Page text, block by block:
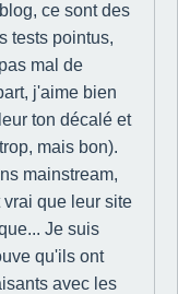
ce sont des
tests pointus,
mal de
j'aime bien
ton décalé et
mais bon).
mainstream,
que leur site
Je suis
qu'ils ont
avec les